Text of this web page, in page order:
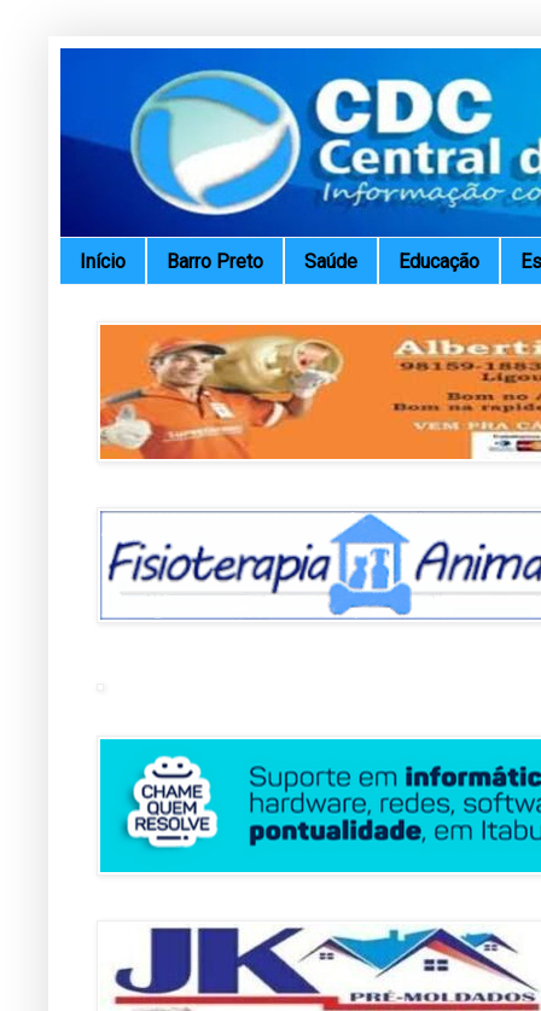
Início Barro Preto Saúde Educação